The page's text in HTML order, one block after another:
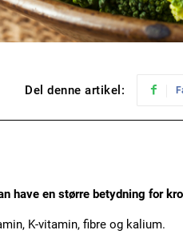
Del denne artikel:
have en større betydning for
K-vitamin, fibre og kalium.